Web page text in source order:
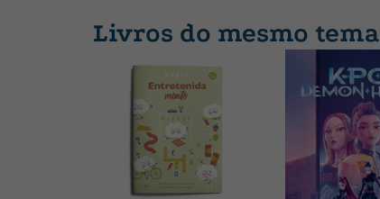
Livros do mesmo tema